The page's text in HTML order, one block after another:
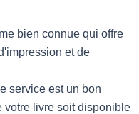
bien connue qui offre
et de
service est un bon
votre livre soit disponible